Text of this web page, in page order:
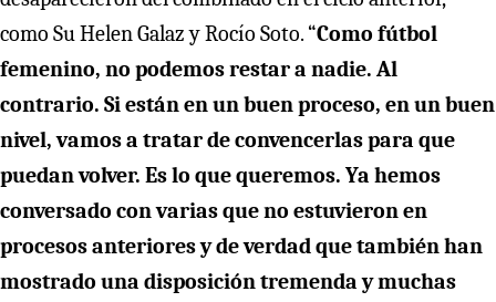
como Su Helen Galaz y Rocío Soto. “Como fútbol
femenino, no podemos restar a nadie. Al
contrario. Si están en un buen proceso, en un buen
nivel, vamos a tratar de convencerlas para que
puedan volver. Es lo que queremos. Ya hemos
conversado con varias que no estuvieron en
procesos anteriores y de verdad que también han
mostrado una disposición tremenda y muchas